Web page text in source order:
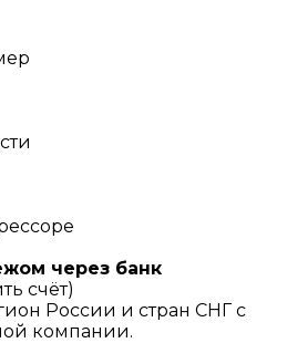
через банк
счёт)
России и стран СНГ с
компании.